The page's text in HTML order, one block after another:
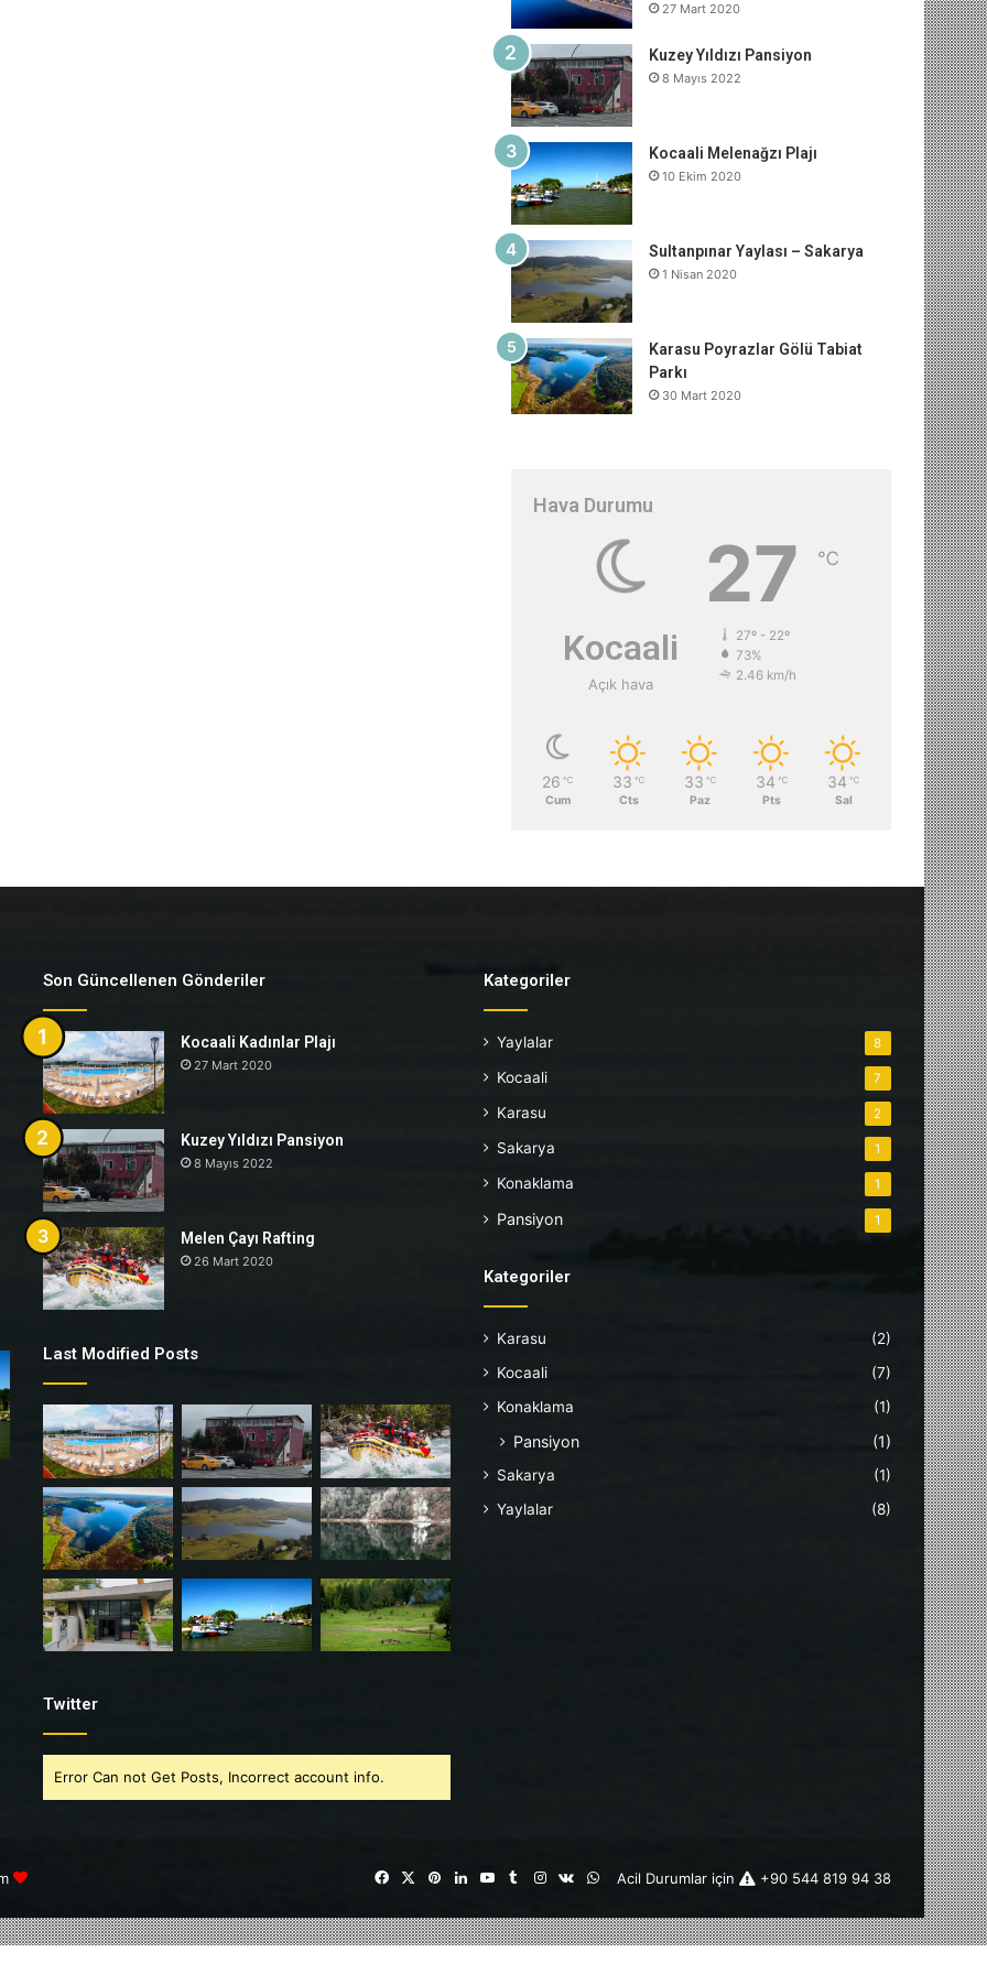
o
k
e
s
I
n
m
A
p
p
27 Mart 2020
Kuzey Yıldızı Pansiyon
8 Mayıs 2022
Kocaali Melenağzı Plajı
10 Ekim 2020
Sultanpınar Yaylası – Sakarya
1 Nisan 2020
Karasu Poyrazlar Gölü Tabiat
Parkı
30 Mart 2020
Hava Durumu
Kocaali
Açık hava
27 ℃
27º - 22º
73%
2.46 km/h
26 ℃
Cum
33 ℃
Cts
33 ℃
Paz
34 ℃
Pts
34 ℃
Sal
Son Güncellenen Gönderiler
Kocaali Kadınlar Plajı
27 Mart 2020
Kuzey Yıldızı Pansiyon
8 Mayıs 2022
Melen Çayı Rafting
26 Mart 2020
Last Modified Posts
Twitter
Error Can not Get Posts, Incorrect account info.
Kategoriler
Yaylalar 8
Kocaali 7
Karasu 2
Sakarya 1
Konaklama 1
Pansiyon 1
Kategoriler
Karasu
(2)
Kocaali
(7)
Konaklama
(1)
Pansiyon (1)
Sakarya
(1)
Yaylalar
(8)
Acil Durumlar için +90 544 819 94 38
FacebookPinterest
LinkedInYouTubeTumblrInstagramvk.com
WhatsApp